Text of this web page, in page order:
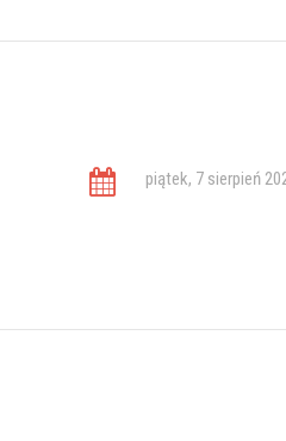
piątek, 7 sierpień